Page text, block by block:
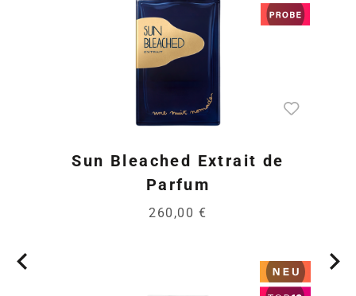
Sun Bleached Extrait de
Parfum
260,00 €